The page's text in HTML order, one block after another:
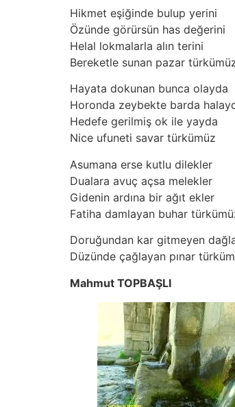
Hikmet eşiğinde bulup yerini
Özünde görürsün has değerini
Helal lokmalarla alın terini
Bereketle sunan pazar
Hayata dokunan bunca olayda
Horonda zeybekte barda
Hedefe gerilmiş ok ile yayda
Nice ufuneti savar türkümüz
Asumana erse kutlu dilekler
Dualara avuç açsa melekler
Gidenin ardına bir ağıt ekler
Fatiha damlayan buhar
Doruğundan kar gitmeyen
Düzünde çağlayan pınar
Mahmut TOPBAŞLI